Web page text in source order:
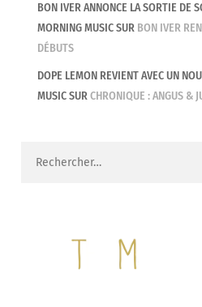
BON IVER ANNONCE LA SORTIE DE
MORNING MUSICSUR BON IVER
DÉBUTS
DOPE LEMON REVIENT AVEC UN
MUSICSURCHRONIQUE : ANGUS &